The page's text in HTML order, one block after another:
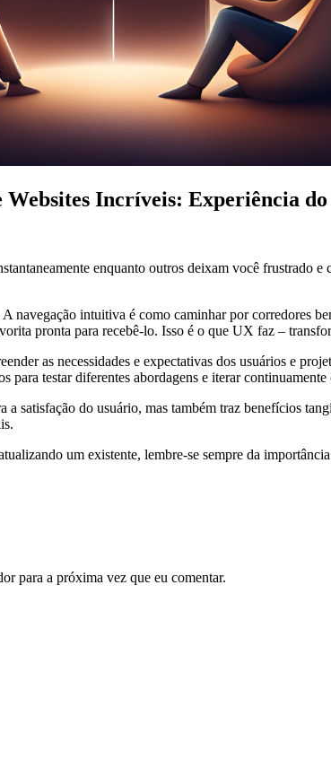
Websites Incríveis: Experiência
enquanto outros deixam você
navegação intuitiva é como caminhar por corredores
pronta para recebê-lo. Isso é o que UX faz –
as necessidades e expectativas dos usuários e
testar diferentes abordagens e iterar
satisfação do usuário, mas também traz benefícios
um existente, lembre-se sempre da
para a próxima vez que eu comentar.